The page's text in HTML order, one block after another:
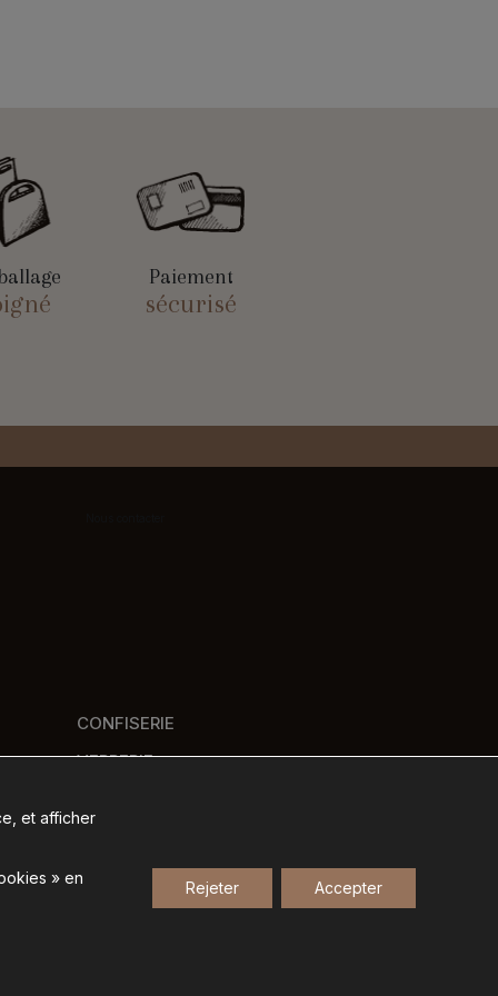
Paiement
sécurisé
CONFISERIE
VERRERIE
et afficher
» en
Accepter
Rejeter